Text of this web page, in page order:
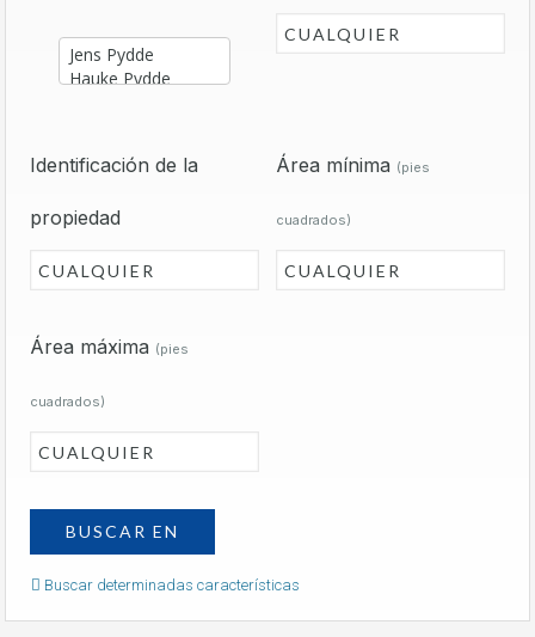
Identificación de la
propiedad
Área mínima (pies
cuadrados)
Área máxima (pies
cuadrados)
Buscar determinadas características